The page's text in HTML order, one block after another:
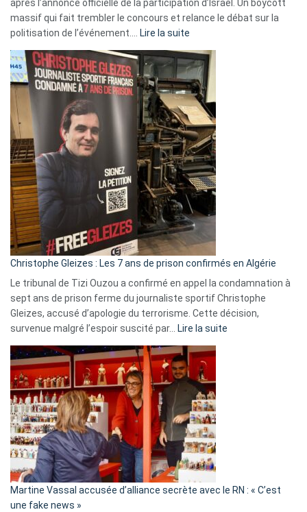
après l’annonce officielle de la participation d’Israël. Un boycott
massif qui fait trembler le concours et relance le débat sur la
politisation de l’événement.… Lire la suite
Boycott
Eurovision
2026
:
Pays-
Bas,
Espagne,
Irlande
et
Slovénie
rejettent
la
présence
d’Israël
Christophe Gleizes : Les 7 ans de prison confirmés en Algérie
Le tribunal de Tizi Ouzou a confirmé en appel la condamnation à
sept ans de prison ferme du journaliste sportif Christophe
Gleizes, accusé d’apologie du terrorisme. Cette décision,
survenue malgré l’espoir suscité par… Lire la suite
Algérie
Martine Vassal accusée d’alliance secrète avec le RN : « C’est
une fake news »